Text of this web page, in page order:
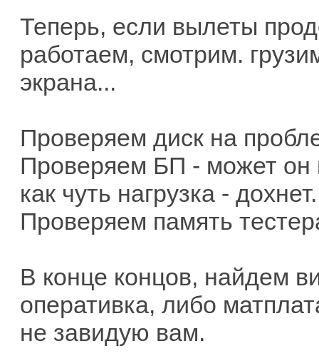
Теперь, если вылеты
работаем, смотрим.
экрана...
Проверяем диск на
Проверяем БП - может он
как чуть нагрузка - дохнет.
Проверяем память
В конце концов, найдем
оперативка, либо
не завидую вам.